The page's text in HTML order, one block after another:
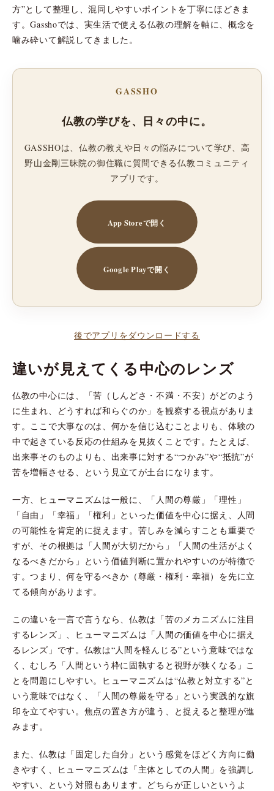
方”として整理し、混同しやすいポイントを丁寧にほどきま
す。Gasshoでは、実生活で使える仏教の理解を軸に、概念を
噛み砕いて解説してきました。
GASSHO
仏教の学びを、日々の中に。
GASSHOは、仏教の教えや日々の悩みについて学び、高
野山金剛三昧院の御住職に質問できる仏教コミュニティ
アプリです。
App Storeで開く
Google Playで開く
後でアプリをダウンロードする
違いが見えてくる中心のレンズ
仏教の中心には、「苦（しんどさ・不満・不安）がどのよう
に生まれ、どうすれば和らぐのか」を観察する視点がありま
す。ここで大事なのは、何かを信じ込むことよりも、体験の
中で起きている反応の仕組みを見抜くことです。たとえば、
出来事そのものよりも、出来事に対する“つかみ”や“抵抗”が
苦を増幅させる、という見立てが土台になります。
一方、ヒューマニズムは一般に、「人間の尊厳」「理性」
「自由」「幸福」「権利」といった価値を中心に据え、人間
の可能性を肯定的に捉えます。苦しみを減らすことも重要で
すが、その根拠は「人間が大切だから」「人間の生活がよく
なるべきだから」という価値判断に置かれやすいのが特徴で
す。つまり、何を守るべきか（尊厳・権利・幸福）を先に立
てる傾向があります。
この違いを一言で言うなら、仏教は「苦のメカニズムに注目
するレンズ」、ヒューマニズムは「人間の価値を中心に据え
るレンズ」です。仏教は“人間を軽んじる”という意味ではな
く、むしろ「人間という枠に固執すると視野が狭くなる」こ
とを問題にしやすい。ヒューマニズムは“仏教と対立する”と
いう意味ではなく、「人間の尊厳を守る」という実践的な旗
印を立てやすい。焦点の置き方が違う、と捉えると整理が進
みます。
また、仏教は「固定した自分」という感覚をほどく方向に働
きやすく、ヒューマニズムは「主体としての人間」を強調し
やすい、という対照もあります。どちらが正しいというよ